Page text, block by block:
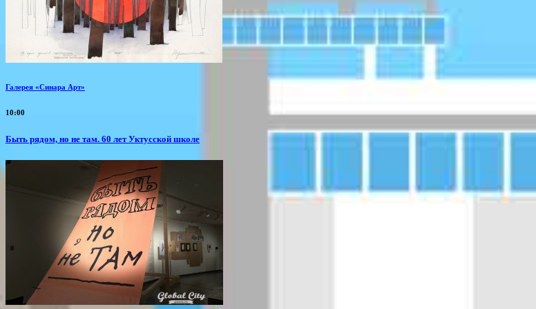
Галерея «Синара Арт»
10:00
Быть рядом, но не там. 60 лет Уктусской школе